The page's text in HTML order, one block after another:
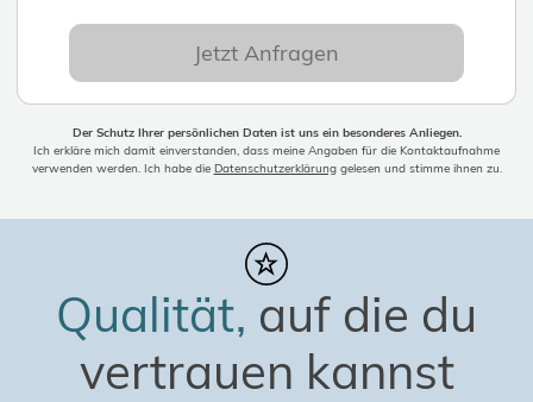
Jetzt Anfragen
Der Schutz Ihrer persönlichen Daten ist uns ein besonderes Anliegen.
Ich erkläre mich damit einverstanden, dass meine Angaben für die Kontaktaufnahme
verwenden werden. Ich habe die Datenschutzerklärunggelesen und stimme ihnen zu.
Qualität, auf die du
vertrauen kannst